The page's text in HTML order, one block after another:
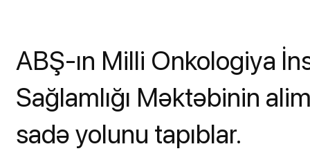
ABŞ-ın Milli Onkologiya
Sağlamlığı Məktəbinin
sadə yolunu tapıblar.